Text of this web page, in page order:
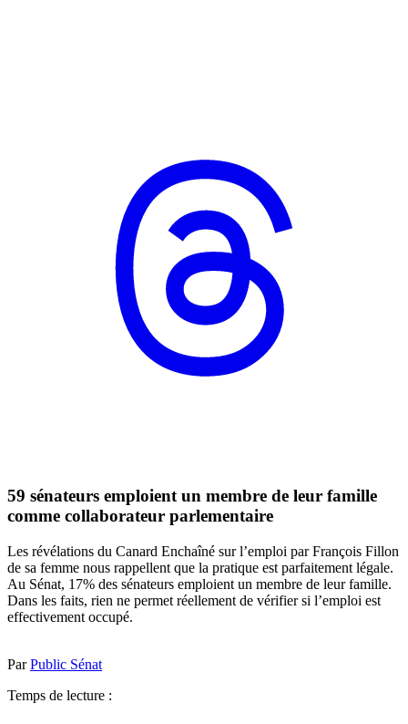
59 sénateurs emploient un membre de leur famille
comme collaborateur parlementaire
Les révélations du Canard Enchaîné sur l’emploi par François Fillon
de sa femme nous rappellent que la pratique est parfaitement légale.
Au Sénat, 17% des sénateurs emploient un membre de leur famille.
Dans les faits, rien ne permet réellement de vérifier si l’emploi est
effectivement occupé.
ParPublic Sénat
Temps de lecture :